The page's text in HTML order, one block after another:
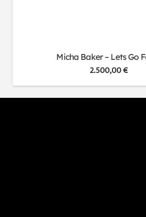
Micha Baker – Lets Go
2.500,00€